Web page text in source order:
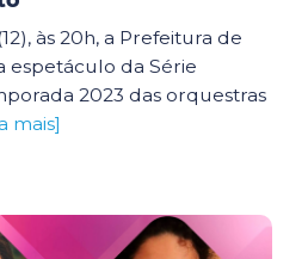
às 20h, a Prefeitura de
espetáculo da Série
2023 das orquestras
mais]